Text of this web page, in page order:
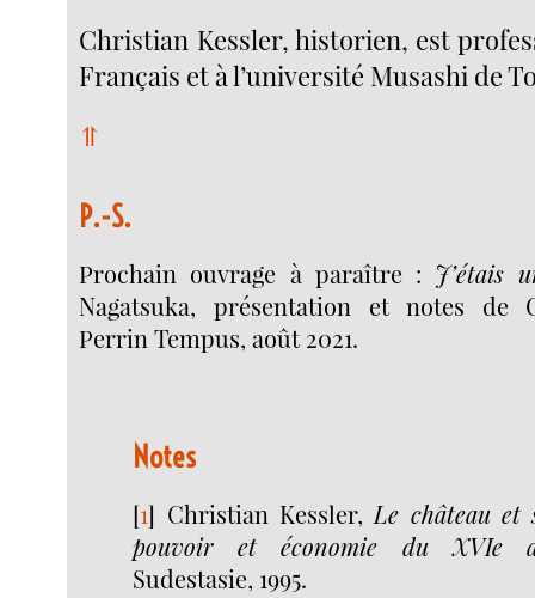
Christian Kessler, historien, est
Français et à l’université Musashi de
⥣
P.-S.
Prochain ouvrage à paraître : J’étais
Nagatsuka, présentation et notes de
Perrin Tempus, août 2021.
Notes
[1] Christian Kessler, Le château
pouvoir et économie du XVIe
Sudestasie, 1995.